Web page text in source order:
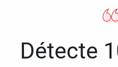
Détecte